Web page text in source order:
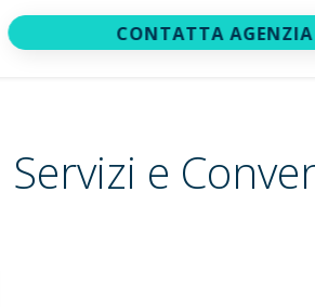
CONTATTA AGENZIA
Servizi e